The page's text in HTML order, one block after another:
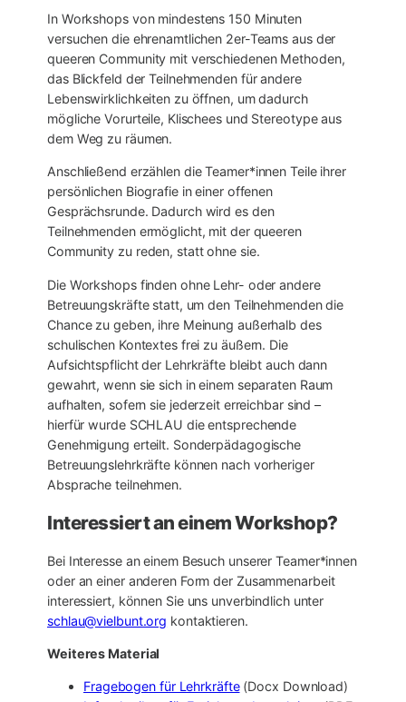
In Workshops von mindestens 150 Minuten
versuchen die ehrenamtlichen 2er-Teams aus der
queeren Community mit verschiedenen Methoden,
das Blickfeld der Teilnehmenden für andere
Lebenswirklichkeiten zu öffnen, um dadurch
mögliche Vorurteile, Klischees und Stereotype aus
dem Weg zu räumen.
Anschließend erzählen die Teamer*innen Teile ihrer
persönlichen Biografie in einer offenen
Gesprächsrunde. Dadurch wird es den
Teilnehmenden ermöglicht, mit der queeren
Community zu reden, statt ohne sie.
Die Workshops finden ohne Lehr- oder andere
Betreuungskräfte statt, um den Teilnehmenden die
Chance zu geben, ihre Meinung außerhalb des
schulischen Kontextes frei zu äußern. Die
Aufsichtspflicht der Lehrkräfte bleibt auch dann
gewahrt, wenn sie sich in einem separaten Raum
aufhalten, sofern sie jederzeit erreichbar sind –
hierfür wurde SCHLAU die entsprechende
Genehmigung erteilt. Sonderpädagogische
Betreuungslehrkräfte können nach vorheriger
Absprache teilnehmen.
Interessiert an einem Workshop?
Bei Interesse an einem Besuch unserer Teamer*innen
oder an einer anderen Form der Zusammenarbeit
interessiert, können Sie uns unverbindlich unter
schlau@vielbunt.org kontaktieren.
Weiteres Material
Fragebogen für Lehrkräfte(Docx Download)